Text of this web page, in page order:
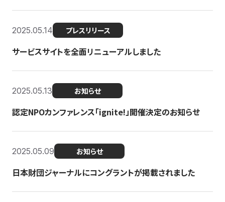
2025.05.14 プレスリリース
サービスサイトを全面リニューアルしました
2025.05.13 お知らせ
認定NPOカンファレンス「ignite!」開催決定のお知らせ
2025.05.09 お知らせ
日本財団ジャーナルにコングラントが掲載されました